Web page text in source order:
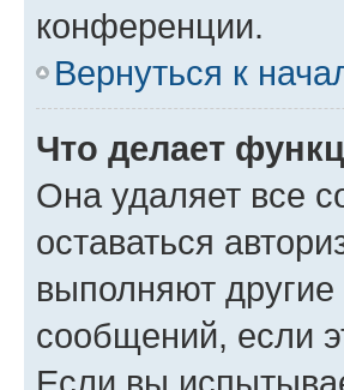
конференции.
Вернуться к
Что делает
Она удаляет все
оставаться
выполняют
сообщений, если
Если вы